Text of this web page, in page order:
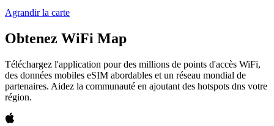
Agrandir la carte
Obtenez WiFi Map
Téléchargez l'application pour des millions de points d'accès WiFi,
des données mobiles eSIM abordables et un réseau mondial de
partenaires. Aidez la communauté en ajoutant des hotspots dns votre
région.